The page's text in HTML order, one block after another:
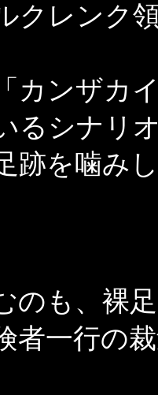
クレンク
カンザカ
るシナリ
跡を噛み
のも、裸
者一行の